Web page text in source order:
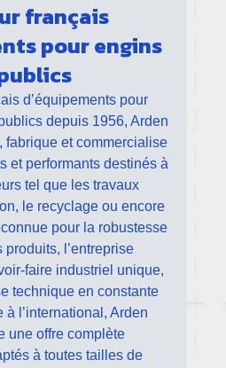
français
pour engins
d’équipements pour
depuis 1956, Arden
fabrique et commercialise
et performants destinés à
tel que les travaux
le recyclage ou encore
pour la robustesse
l’entreprise
faire industriel unique,
technique en constante
l’international, Arden
une offre complète
à toutes tailles de